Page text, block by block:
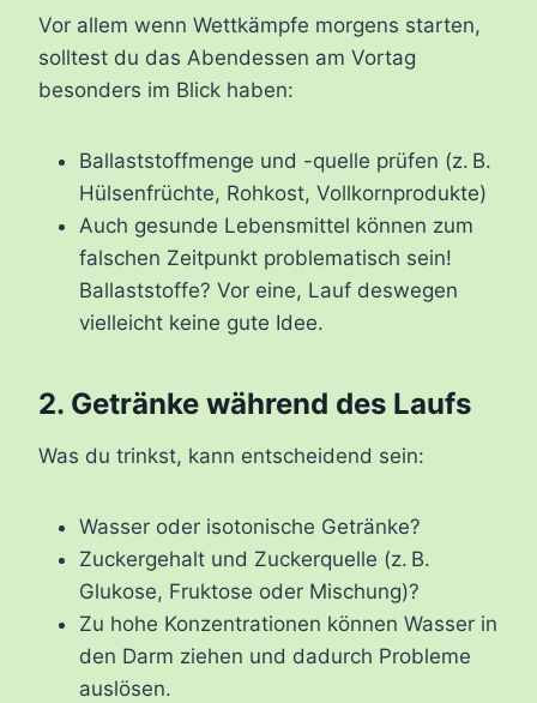
Vor allem wenn Wettkämpfe morgens starten,
solltest du das Abendessen am Vortag
besonders im Blick haben:
Ballaststoffmenge und -quelle prüfen (z. B.
Hülsenfrüchte, Rohkost, Vollkornprodukte)
Auch gesunde Lebensmittel können zum
falschen Zeitpunkt problematisch sein!
Ballaststoffe? Vor eine, Lauf deswegen
vielleicht keine gute Idee.
2. Getränke während des Laufs
Was du trinkst, kann entscheidend sein:
Wasser oder isotonische Getränke?
Zuckergehalt und Zuckerquelle (z. B.
Glukose, Fruktose oder Mischung)?
Zu hohe Konzentrationen können Wasser in
den Darm ziehen und dadurch Probleme
auslösen.